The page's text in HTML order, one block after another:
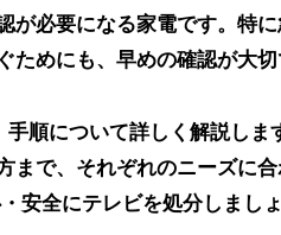
が必要になる家電です。特
ためにも、早めの確認が大
順について詳しく解説しま
まで、それぞれのニーズに
安全にテレビを処分しまし